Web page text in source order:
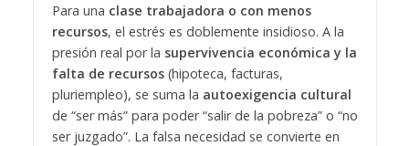
Para una clase trabajadora o con menos
recursos, el estrés es doblemente insidioso. A la
presión real por la supervivencia económica y la
falta de recursos(hipoteca, facturas,
pluriempleo), se suma la autoexigencia cultural
de “ser más” para poder “salir de la pobreza” o “no
ser juzgado”. La falsa necesidad se convierte en